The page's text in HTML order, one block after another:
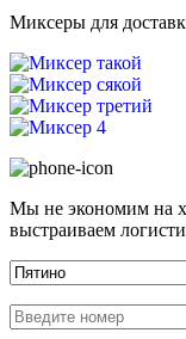
Миксеры для
Мы не экономим на
выстраиваем